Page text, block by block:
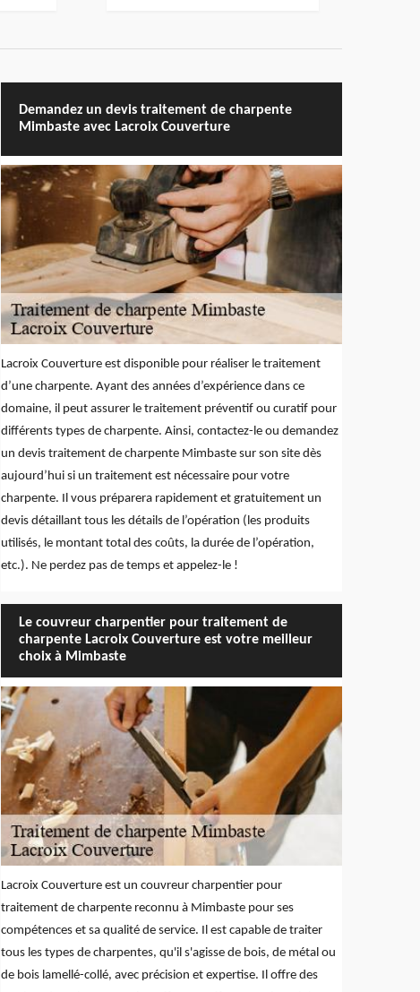
Demandez un devis traitement de charpente
Mimbaste avec Lacroix Couverture
Lacroix Couverture est disponible pour réaliser le traitement
d’une charpente. Ayant des années d’expérience dans ce
domaine, il peut assurer le traitement préventif ou curatif pour
différents types de charpente. Ainsi, contactez-le ou demandez
un devis traitement de charpente Mimbaste sur son site dès
aujourd’hui si un traitement est nécessaire pour votre
charpente. Il vous préparera rapidement et gratuitement un
devis détaillant tous les détails de l’opération (les produits
utilisés, le montant total des coûts, la durée de l’opération,
etc.). Ne perdez pas de temps et appelez-le !
Le couvreur charpentier pour traitement de
charpente Lacroix Couverture est votre meilleur
choix à Mimbaste
Lacroix Couverture est un couvreur charpentier pour
traitement de charpente reconnu à Mimbaste pour ses
compétences et sa qualité de service. Il est capable de traiter
tous les types de charpentes, qu'il s'agisse de bois, de métal ou
de bois lamellé-collé, avec précision et expertise. Il offre des